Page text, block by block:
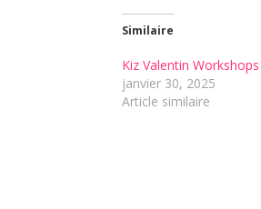
Similaire
Kiz Valentin Workshops
janvier 30, 2025
Article similaire